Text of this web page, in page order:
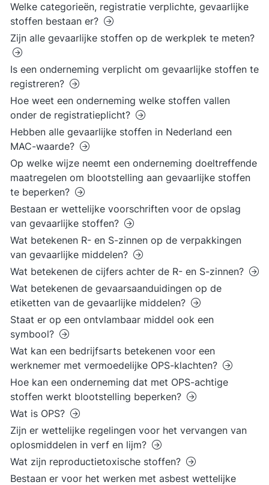
Welke categorieën, registratie verplichte, gevaarlijke
stoffen bestaan er?
Zijn alle gevaarlijke stoffen op de werkplek te meten?
Is een onderneming verplicht om gevaarlijke stoffen te
registreren?
Hoe weet een onderneming welke stoffen vallen
onder de registratieplicht?
Hebben alle gevaarlijke stoffen in Nederland een
MAC-waarde?
Op welke wijze neemt een onderneming doeltreffende
maatregelen om blootstelling aan gevaarlijke stoffen
te beperken?
Bestaan er wettelijke voorschriften voor de opslag
van gevaarlijke stoffen?
Wat betekenen R- en S-zinnen op de verpakkingen
van gevaarlijke middelen?
Wat betekenen de cijfers achter de R- en S-zinnen?
Wat betekenen de gevaarsaanduidingen op de
etiketten van de gevaarlijke middelen?
Staat er op een ontvlambaar middel ook een
symbool?
Wat kan een bedrijfsarts betekenen voor een
werknemer met vermoedelijke OPS-klachten?
Hoe kan een onderneming dat met OPS-achtige
stoffen werkt blootstelling beperken?
Wat is OPS?
Zijn er wettelijke regelingen voor het vervangen van
oplosmiddelen in verf en lijm?
Wat zijn reproductietoxische stoffen?
Bestaan er voor het werken met asbest wettelijke